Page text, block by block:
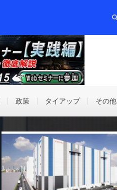
政策 タイアップ その他